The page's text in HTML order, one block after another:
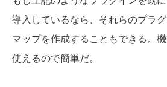
導入しているなら、それらのプラ
マップを作成することもできる。
使えるので簡単だ。